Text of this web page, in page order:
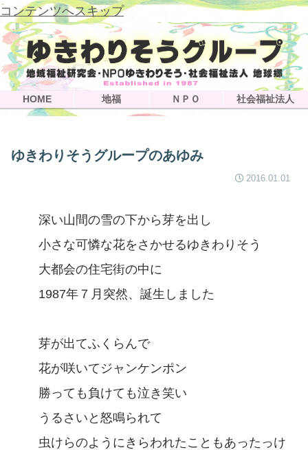
コンテンツへスキップ
HOME 地福 ＮＰＯ 社会福祉法人
ゆきわりそうグループのあゆみ
2016.01.01
深い山間の雪の下から芽を出し
小さな可憐な花をさかせるゆきわりそう
大都会の住宅街の中に
1987年７月突然、誕生しました
芽が出てふくらんで
花が咲いてジャンケンポン
勝っても負けても泣き笑い
うるさいと怒鳴られて
虫けらのようにきらわれたこともあったっけ